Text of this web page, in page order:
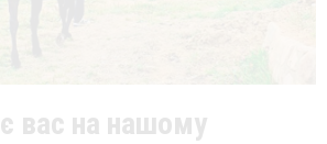
вас на нашому